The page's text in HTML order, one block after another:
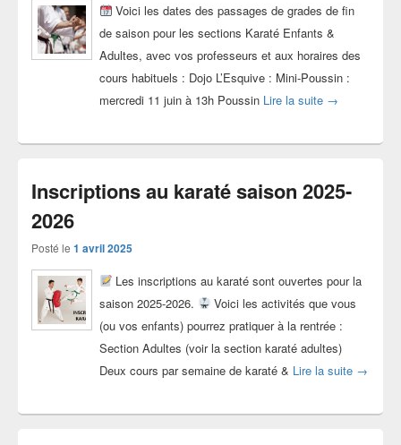
Voici les dates des passages de grades de fin
de saison pour les sections Karaté Enfants &
Adultes, avec vos professeurs et aux horaires des
cours habituels : Dojo L’Esquive : Mini-Poussin :
mercredi 11 juin à 13h Poussin Lire la suite Passages de
→
Inscriptions au karaté saison 2025-
2026
Posté le 1 avril 2025
Les inscriptions au karaté sont ouvertes pour la
saison 2025-2026.
Voici les activités que vous
(ou vos enfants) pourrez pratiquer à la rentrée :
Section Adultes (voir la section karaté adultes)
Deux cours par semaine de karaté & Lire la suite →